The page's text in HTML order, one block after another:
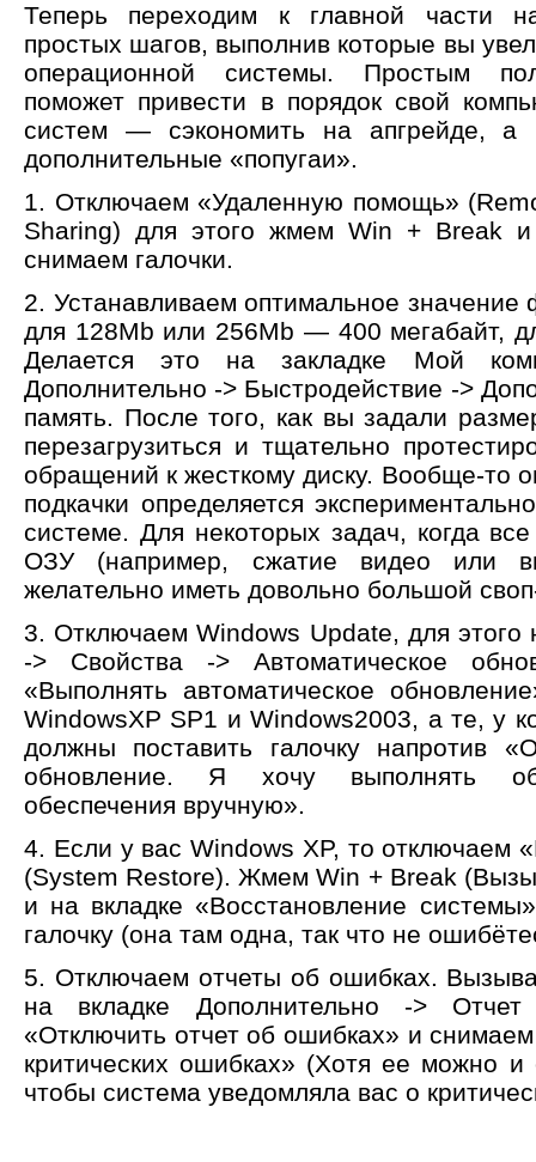
Теперь переходим к главной части
простых шагов, выполнив которые вы
операционной системы. Простым
поможет привести в порядок свой
систем — сэкономить на апгрейде,
дополнительные «попугаи».
1. Отключаем «Удаленную помощь»
Sharing) для этого жмем Win + Break и
снимаем галочки.
2. Устанавливаем оптимальное значение
для 128Mb или 256Mb — 400 мегабайт,
Делается это на закладке Мой
Дополнительно -> Быстродействие ->
память. После того, как вы задали
перезагрузиться и тщательно
обращений к жесткому диску. Вообще-то
подкачки определяется
системе. Для некоторых задач, когда
ОЗУ (например, сжатие видео или
желательно иметь довольно большой
3. Отключаем Windows Update, для этого
-> Свойства -> Автоматическое
«Выполнять автоматическое
WindowsXP SP1 и Windows2003, а те, у
должны поставить галочку напротив
обновление. Я хочу выполнять
обеспечения вручную».
4. Если у вас Windows XP, то отключаем
(System Restore). Жмем Win + Break
и на вкладке «Восстановление
галочку (она там одна, так что не
5. Отключаем отчеты об ошибках.
на вкладке Дополнительно ->
«Отключить отчет об ошибках» и
критических ошибках» (Хотя ее можно и
чтобы система уведомляла вас о